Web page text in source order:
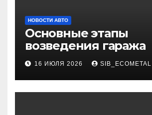
НОВОСТИ АВТО
Основные этапы
возведения гаража
16 ИЮЛЯ 2026 SIB_ECOMETAL